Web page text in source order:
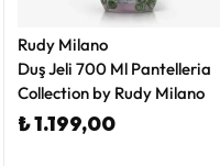
Rudy Milano
Duş Jeli 700 Ml Pantelleria
Collection by Rudy Milano
₺ 1.199,00